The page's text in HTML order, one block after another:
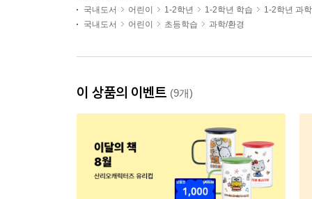
국내도서 어린이 1-2학년 1-2학년 학습
1-2학년 과
국내도서
어린이 초등학습 과학/환경
이 상품의 이벤트 (9개)